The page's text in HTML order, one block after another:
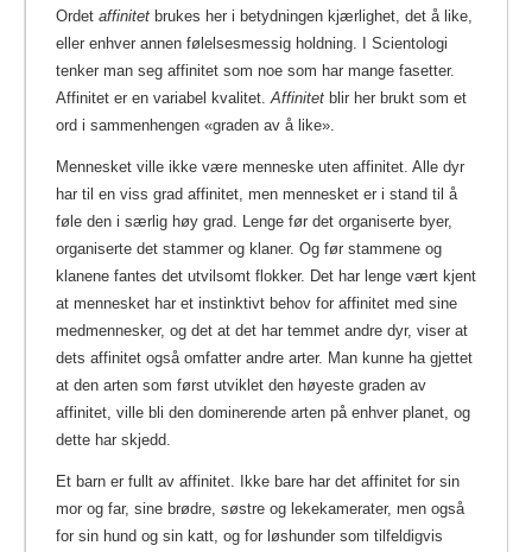
Ordet affinitet brukes her i betydningen kjærlighet, det å like,
eller enhver annen følelsesmessig holdning. I Scientologi
tenker man seg affinitet som noe som har mange fasetter.
Affinitet er en variabel kvalitet.Affinitet blir her brukt som et
ord i sammenhengen «graden av å like».
Mennesket ville ikke være menneske uten affinitet. Alle dyr
har til en viss grad affinitet, men mennesket er i stand til å
føle den i særlig høy grad. Lenge før det organiserte byer,
organiserte det stammer og klaner. Og før stammene og
klanene fantes det utvilsomt flokker. Det har lenge vært kjent
at mennesket har et instinktivt behov for affinitet med sine
medmennesker, og det at det har temmet andre dyr, viser at
dets affinitet også omfatter andre arter. Man kunne ha gjettet
at den arten som først utviklet den høyeste graden av
affinitet, ville bli den dominerende arten på enhver planet, og
dette har skjedd.
Et barn er fullt av affinitet. Ikke bare har det affinitet for sin
mor og far, sine brødre, søstre og lekekamerater, men også
for sin hund og sin katt, og for løshunder som tilfeldigvis